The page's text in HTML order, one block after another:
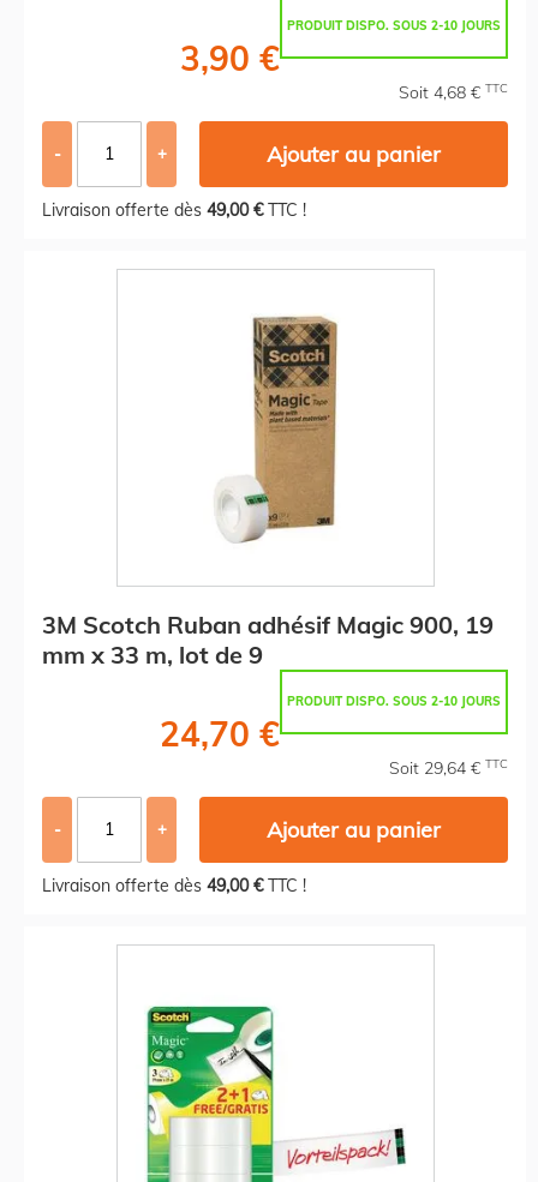
PRODUIT DISPO. SOUS 2-10 JOURS
3,90 €
Soit 4,68 € TTC
- + Ajouter au panier
Livraison offerte dès 49,00 €TTC !
3M Scotch Ruban adhésif Magic 900, 19
mm x 33 m, lot de 9
PRODUIT DISPO. SOUS 2-10 JOURS
24,70 €
Soit 29,64 € TTC
- + Ajouter au panier
Livraison offerte dès 49,00 €TTC !